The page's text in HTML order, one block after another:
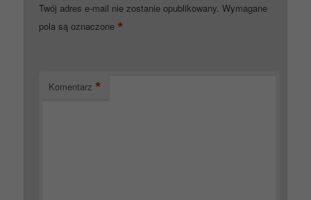
Twój adres e-mail nie zostanie opublikowany. Wymagane
pola są oznaczone *
Komentarz *